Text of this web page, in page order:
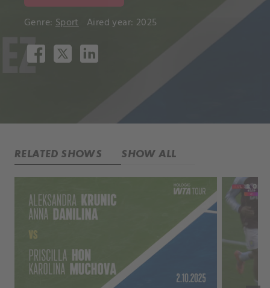
Genre: Sport Aired year: 2025
RELATED SHOWS SHOW ALL